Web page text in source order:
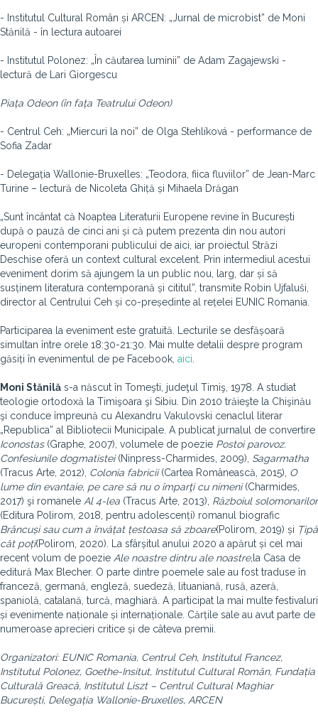
- Institutul Cultural Român și ARCEN: „Jurnal de microbist” de Moni
Stănilă - în lectura autoarei
- Institutul Polonez: „În căutarea luminii” de Adam Zagajewski -
lectură de Lari Giorgescu
Piața Odeon (în fața Teatrului Odeon)
- Centrul Ceh: „Miercuri la noi” de Olga Stehlíková - performance de
Sofia Zadar
- Delegația Wallonie-Bruxelles: „Teodora, fiica fluviilor” de Jean-Marc
Turine – lectură de Nicoleta Ghiță și Mihaela Drăgan
„Sunt încântat că Noaptea Literaturii Europene revine în București
după o pauză de cinci ani și că putem prezenta din nou autori
europeni contemporani publicului de aici, iar proiectul Străzi
Deschise oferă un context cultural excelent. Prin intermediul acestui
eveniment dorim să ajungem la un public nou, larg, dar și să
susținem literatura contemporană și cititul”, transmite Robin Ujfaluši,
director al Centrului Ceh și co-președinte al rețelei EUNIC Romania.
Participarea la eveniment este gratuită. Lecturile se desfășoară
simultan între orele 18:30-21:30. Mai multe detalii despre program
găsiți în evenimentul de pe Facebook, aici
Moni Stănilă s-a născut în Tomeşti, judeţul Timiş, 1978. A studiat
teologie ortodoxă la Timişoara şi Sibiu. Din 2010 trăieşte la Chişinău
şi conduce împreună cu Alexandru Vakulovski cenaclul literar
„Republica” al Bibliotecii Municipale. A publicat jurnalul de convertire
Iconostas(Graphe, 2007), volumele de poezie Postoi parovoz.
Confesiunile dogmatistei(Ninpress-Charmides, 2009), Sagarmatha
(Tracus Arte, 2012), Colonia fabricii(Cartea Românească, 2015), O
lume din evantaie, pe care să nu o împarţi cu nimeni(Charmides,
2017) şi romanele Al 4-lea (Tracus Arte, 2013), Războiul solomonarilor
(Editura Polirom, 2018, pentru adolescenți) romanul biografic
Brâncuși sau cum a învățat țestoasa să zboare(Polirom, 2019) și Țipă
cât poți(Polirom, 2020). La sfârșitul anului 2020 a apărut și cel mai
recent volum de poezie Ale noastre dintru ale noastre, la Casa de
editură Max Blecher. O parte dintre poemele sale au fost traduse în
franceză, germană, engleză, suedeză, lituaniană, rusă, azeră,
spaniolă, catalană, turcă, maghiară. A participat la mai multe festivaluri
și evenimente naționale și internaționale. Cărțile sale au avut parte de
numeroase aprecieri critice și de câteva premii.
Organizatori: EUNIC Romania, Centrul Ceh, Institutul Francez,
Institutul Polonez, Goethe-Insitut, Institutul Cultural Român, Fundația
Culturală Greacă, Institutul Liszt – Centrul Cultural Maghiar
București, Delegația Wallonie-Bruxelles, ARCEN